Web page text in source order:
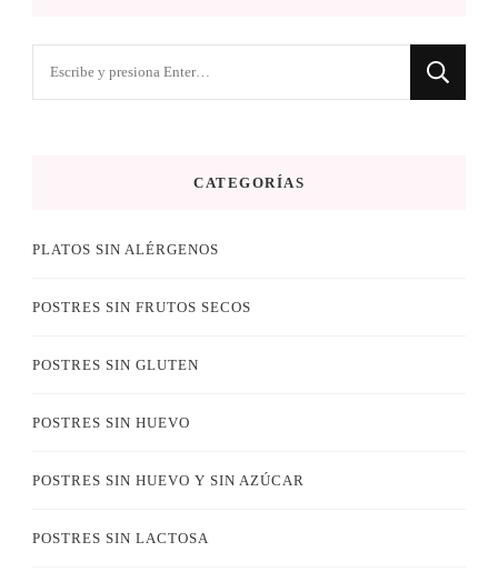
CATEGORÍAS
PLATOS SIN ALÉRGENOS
POSTRES SIN FRUTOS SECOS
POSTRES SIN GLUTEN
POSTRES SIN HUEVO
POSTRES SIN HUEVO Y SIN AZÚCAR
POSTRES SIN LACTOSA